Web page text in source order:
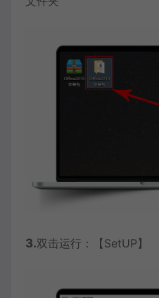
3.双击运行：【SetUP】